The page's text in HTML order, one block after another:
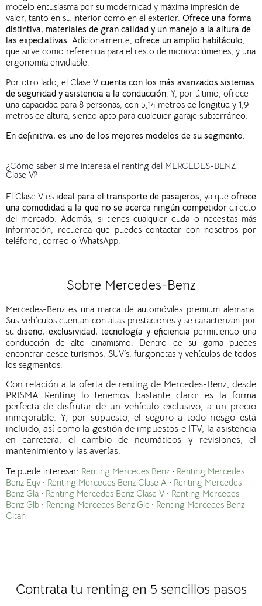
modelo entusiasma por su modernidad y máxima impresión de
valor, tanto en su interior como en el exterior. Ofrece una forma
distintiva, materiales de gran calidad y un manejo a la altura de
las expectativas. Adicionalmente, ofrece un amplio habitáculo
que sirve como referencia para el resto de monovolúmenes, y una
ergonomía envidiable.
Por otro lado, el Clase V cuenta con los más avanzados sistemas
de seguridad y asistencia a la conducción Y, por último, ofrece
una capacidad para 8 personas, con 5,14 metros de longitud y 1,9
metros de altura, siendo apto para cualquier garaje subterráneo.
En definitiva, es uno de los mejores modelos de su segmento.
¿Cómo saber si me interesa el renting del MERCEDES-BENZ
Clase V?
El Clase V es ideal para el transporte de pasajeros , ya que ofrece
una comodidad a la que no se acerca ningún competidordirecto
del mercado. Además, si tienes cualquier duda o necesitas más
información, recuerda que puedes contactar con nosotros por
teléfono, correo o WhatsApp.
Sobre Mercedes-Benz
Mercedes-Benz es una marca de automóviles premium alemana.
Sus vehículos cuentan con altas prestaciones y se caracterizan por
su diseño, exclusividad, tecnología y eficiencia permitiendo una
conducción de alto dinamismo. Dentro de su gama puedes
encontrar desde turismos, SUV´s, furgonetas y vehículos de todos
los segmentos.
Con relación a la oferta de renting de Mercedes-Benz, desde
PRISMA Renting lo tenemos bastante claro: es la forma
perfecta de disfrutar de un vehículo exclusivo, a un precio
inmejorable. Y, por supuesto, el seguro a todo riesgo está
incluido, así como la gestión de impuestos e ITV, la asistencia
en carretera, el cambio de neumáticos y revisiones, el
mantenimiento y las averías.
Te puede interesar: Renting Mercedes Benz · Renting Mercedes
Benz Eqv · Renting Mercedes Benz Clase A · Renting Mercedes
Benz Gla · Renting Mercedes Benz Clase V · Renting Mercedes
Benz Glb · Renting Mercedes Benz Glc · Renting Mercedes Benz
Citan
Contrata tu renting en 5 sencillos pasos